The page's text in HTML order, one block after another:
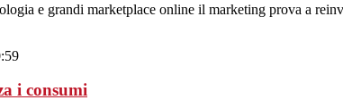
e grandi marketplace online il marketing prova a
i consumi